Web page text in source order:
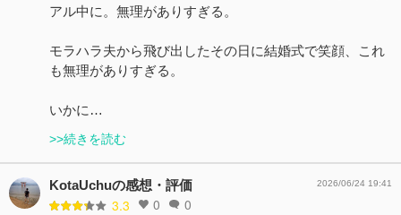
アル中に。無理がありすぎる。
モラハラ夫から飛び出したその日に結婚式で笑顔、これ
も無理がありすぎる。
いかに…
>>続きを読む
KotaUchuの感想・評価
3.3 0 0
2026/06/24 19:41